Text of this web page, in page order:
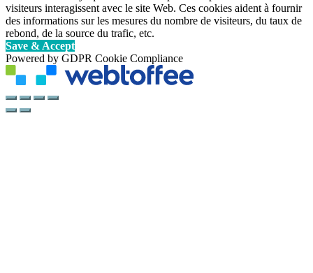
visiteurs interagissent avec le site Web. Ces cookies aident à fournir
des informations sur les mesures du nombre de visiteurs, du taux de
rebond, de la source du trafic, etc.
Save & Accept
Powered by GDPR Cookie Compliance